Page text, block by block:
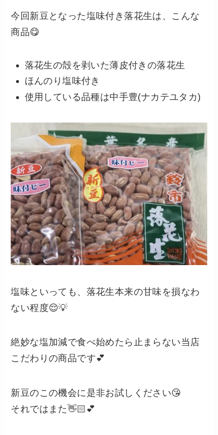
今回新豆となった塩味付き落花生は、こんな
商品😋
落花生の殻を剥いた薄皮付きの落花生
ほんのり塩味付き
使用している品種は中手豊(ナカテユタカ)
塩味といっても、落花生本来の甘味を損なわ
ない程度😌💡
絶妙な塩加減で食べ始めたら止まらない当店
こだわりの商品です💕
新豆のこの機会に是非お試しください😘
それではまた👋🏻💕